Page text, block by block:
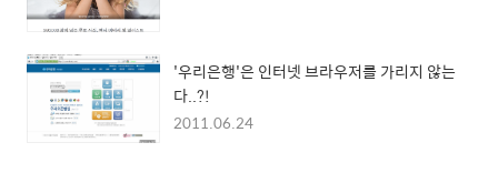
'우리은행'은 인터넷 브라우저를 가리지 않는
다..?!
2011.06.24